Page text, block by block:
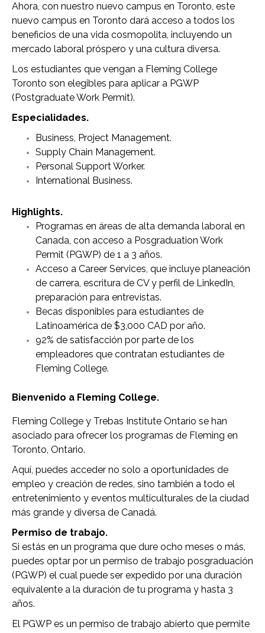
Ahora, con nuestro nuevo campus en Toronto, este
nuevo campus en Toronto dará acceso a todos los
beneficios de una vida cosmopolita, incluyendo un
mercado laboral próspero y una cultura diversa.
Los estudiantes que vengan a Fleming College
Toronto son elegibles para aplicar a PGWP
(Postgraduate Work Permit).
Especialidades.
Business, Project Management.
Supply Chain Management.
Personal Support Worker.
International Business.
Highlights.
Programas en áreas de alta demanda laboral en
Canada, con acceso a Posgraduation Work
Permit (PGWP) de 1 a 3 años.
Acceso a Career Services, que incluye planeación
de carrera, escritura de CV y perfil de LinkedIn,
preparación para entrevistas.
Becas disponibles para estudiantes de
Latinoamérica de $3,000 CAD por año.
92% de satisfacción por parte de los
empleadores que contratan estudiantes de
Fleming College.
Bienvenido a Fleming College.
Fleming College y Trebas Institute Ontario se han
asociado para ofrecer los programas de Fleming en
Toronto, Ontario.
Aquí, puedes acceder no solo a oportunidades de
empleo y creación de redes, sino también a todo el
entretenimiento y eventos multiculturales de la ciudad
más grande y diversa de Canadá.
Permiso de trabajo.
Si estás en un programa que dure ocho meses o más,
puedes optar por un permiso de trabajo posgraduación
(PGWP) el cual puede ser expedido por una duración
equivalente a la duración de tu programa y hasta 3
años.
El PGWP es un permiso de trabajo abierto que permite